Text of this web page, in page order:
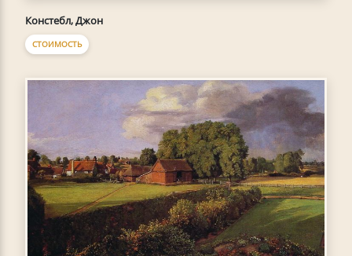
Констебл, Джон
СТОИМОСТЬ